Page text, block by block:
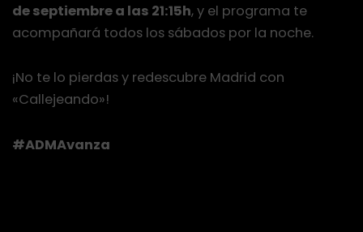
de septiembre a las 21:15h, y el programa te
acompañará todos los sábados por la noche.
¡No te lo pierdas y redescubre Madrid con
«Callejeando»!
#ADMAvanza